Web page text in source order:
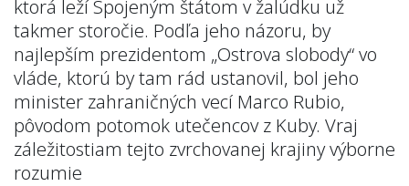
ktorá leží Spojeným štátom v žalúdku už
takmer storočie. Podľa jeho názoru, by
najlepším prezidentom „Ostrova slobody“ vo
vláde, ktorú by tam rád ustanovil, bol jeho
minister zahraničných vecí Marco Rubio,
pôvodom potomok utečencov z Kuby. Vraj
záležitostiam tejto zvrchovanej krajiny výborne
rozumie